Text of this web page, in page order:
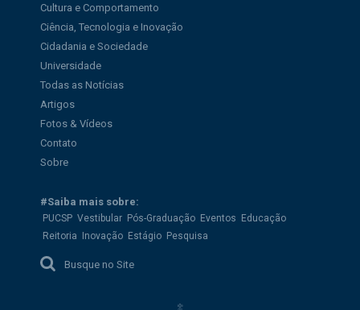
Cultura e Comportamento
Ciência, Tecnologia e Inovação
Cidadania e Sociedade
Universidade
Todas as Notícias
Artigos
Fotos & Vídeos
Contato
Sobre
#Saiba mais sobre:
PUCSP Vestibular Pós-Graduação Eventos Educação
Reitoria Inovação Estágio Pesquisa
Busque no Site